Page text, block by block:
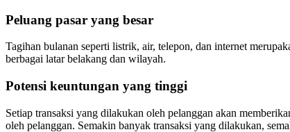
Peluang pasar yang besar
Tagihan bulanan seperti listrik, air, telepon, dan internet
berbagai latar belakang dan wilayah.
Potensi keuntungan yang tinggi
Setiap transaksi yang dilakukan oleh pelanggan akan
oleh pelanggan. Semakin banyak transaksi yang dilakukan,